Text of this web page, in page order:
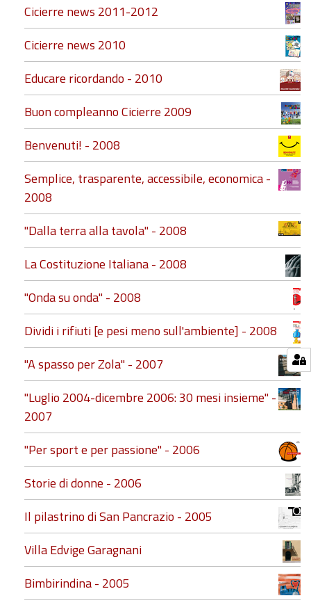
Cicierre news 2011-2012
Cicierre news 2010
Educare ricordando - 2010
Buon compleanno Cicierre 2009
Benvenuti! - 2008
Semplice, trasparente, accessibile, economica -
2008
"Dalla terra alla tavola" - 2008
La Costituzione Italiana - 2008
"Onda su onda" - 2008
Dividi i rifiuti [e pesi meno sull'ambiente] - 2008
"A spasso per Zola" - 2007
"Luglio 2004-dicembre 2006: 30 mesi insieme" -
2007
"Per sport e per passione" - 2006
Storie di donne - 2006
Il pilastrino di San Pancrazio - 2005
Villa Edvige Garagnani
Bimbirindina - 2005